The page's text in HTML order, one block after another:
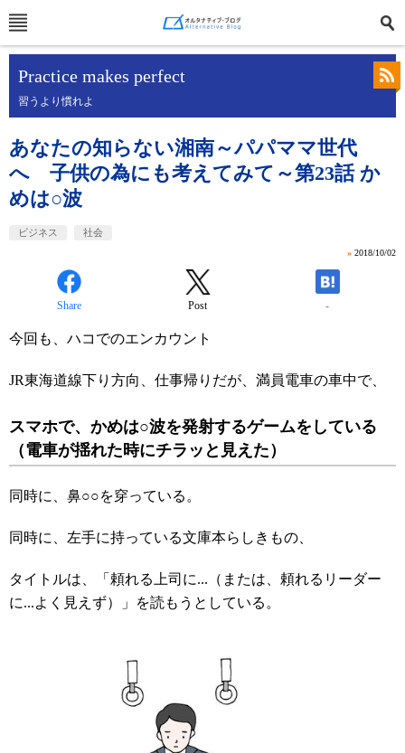
Practice makes perfect
習うより慣れよ
あなたの知らない湘南～パパママ世代
へ 子供の為にも考えてみて～第23話 か
めは○波
ビジネス 社会
» 2018/10/02
Share Post -
今回も、ハコでのエンカウント
JR東海道線下り方向、仕事帰りだが、満員電車の車中で、
スマホで、かめは○波を発射するゲームをしている
（電車が揺れた時にチラッと見えた）
同時に、鼻○○を穿っている。
同時に、左手に持っている文庫本らしきもの、
タイトルは、「頼れる上司に...（または、頼れるリーダー
に...よく見えず）」を読もうとしている。